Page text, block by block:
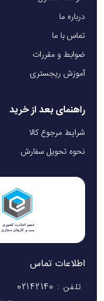
درباره ما
تماس با ما
ضوابط و مقررات
آموزش ریجستری
راهنمای بعد از خرید
شرایط مرجوع کالا
نحوه تحویل سفارش
اطلاعات تماس
تلفن : 02142140